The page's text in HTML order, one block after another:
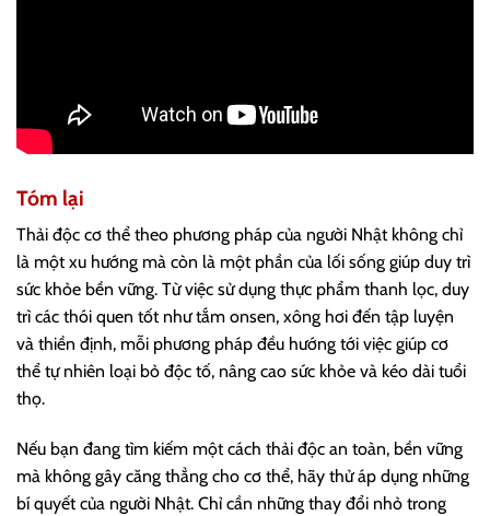
Tóm lại
Thải độc cơ thể theo phương pháp của người Nhật không chỉ
là một xu hướng mà còn là một phần của lối sống giúp duy trì
sức khỏe bền vững. Từ việc sử dụng thực phẩm thanh lọc, duy
trì các thói quen tốt như tắm onsen, xông hơi đến tập luyện
và thiền định, mỗi phương pháp đều hướng tới việc giúp cơ
thể tự nhiên loại bỏ độc tố, nâng cao sức khỏe và kéo dài tuổi
thọ.
Nếu bạn đang tìm kiếm một cách thải độc an toàn, bền vững
mà không gây căng thẳng cho cơ thể, hãy thử áp dụng những
bí quyết của người Nhật. Chỉ cần những thay đổi nhỏ trong